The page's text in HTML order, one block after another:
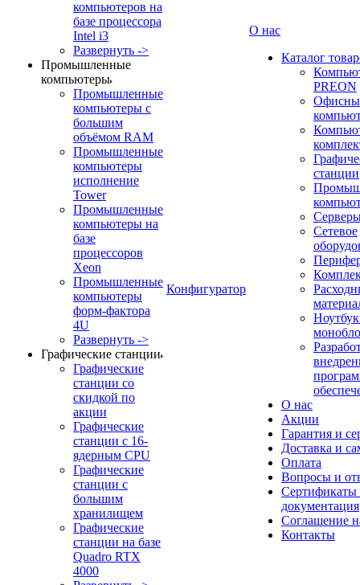
компьютеров на
базе процессора
Intel i3
Развернуть ->
Промышленные
компьютеры
Промышленные
компьютеры с
большим
объёмом RAM
Промышленные
компьютеры
исполнение
Tower
Промышленные
компьютеры на
базе
процессоров
Xeon
Промышленные
компьютеры
форм-фактора
4U
Развернуть ->
Графические станции
Графические
станции со
скидкой по
акции
Графические
станции с 16-
ядерным CPU
Графические
станции с
большим
хранилищем
Графические
станции на базе
Quadro RTX
4000
Конфигуратор
О нас
Каталог
PREON
станции
Сетевое
О нас
Акции
Гарантия и
Доставка и
Оплата
Вопросы и
Сертификаты
документация
Соглашение
Контакты